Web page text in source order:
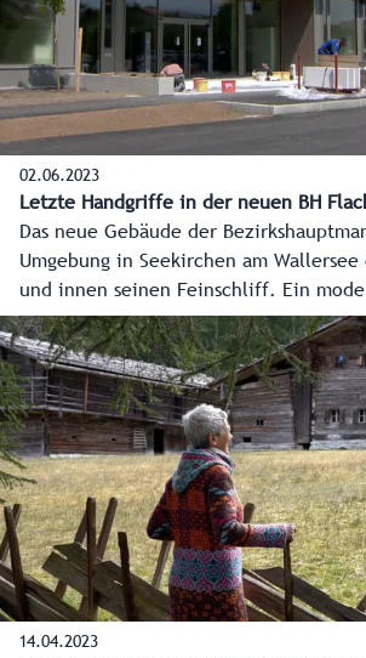
02.06.2023
Letzte Handgriffe in der neuen BH
Das neue Gebäude der
Umgebung in Seekirchen am
und innen seinen Feinschliff. Ein
einladendes Bürgerservice erwartet
offene und helle Büros die Mitarbeiter.
Hauptübersiedelung startet am 21.
28. Juni.
14.04.2023